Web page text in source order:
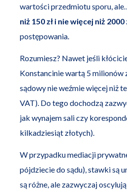
wartości przedmiotu sporu,
niż 150 zł i nie więcej niż 2000
postępowania.
Rozumiesz? Nawet jeśli
Konstancinie wartą 5 milionów
sądowy nie weźmie więcej niż
VAT). Do tego dochodzą
jak wynajem sali czy
kilkadziesiąt złotych).
W przypadku mediacji
pójdziecie do sądu), stawki są
są różne, ale zazwyczaj